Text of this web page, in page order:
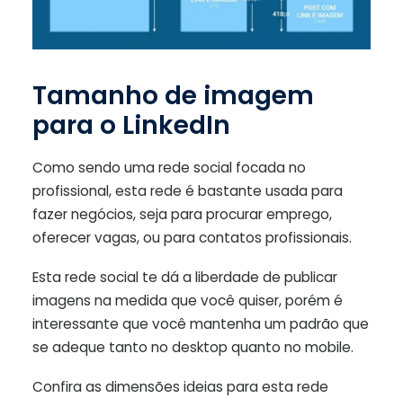
Tamanho de imagem
para o LinkedIn
Como sendo uma rede social focada no
profissional, esta rede é bastante usada para
fazer negócios, seja para procurar emprego,
oferecer vagas, ou para contatos profissionais.
Esta rede social te dá a liberdade de publicar
imagens na medida que você quiser, porém é
interessante que você mantenha um padrão que
se adeque tanto no desktop quanto no mobile.
Confira as dimensões ideias para esta rede